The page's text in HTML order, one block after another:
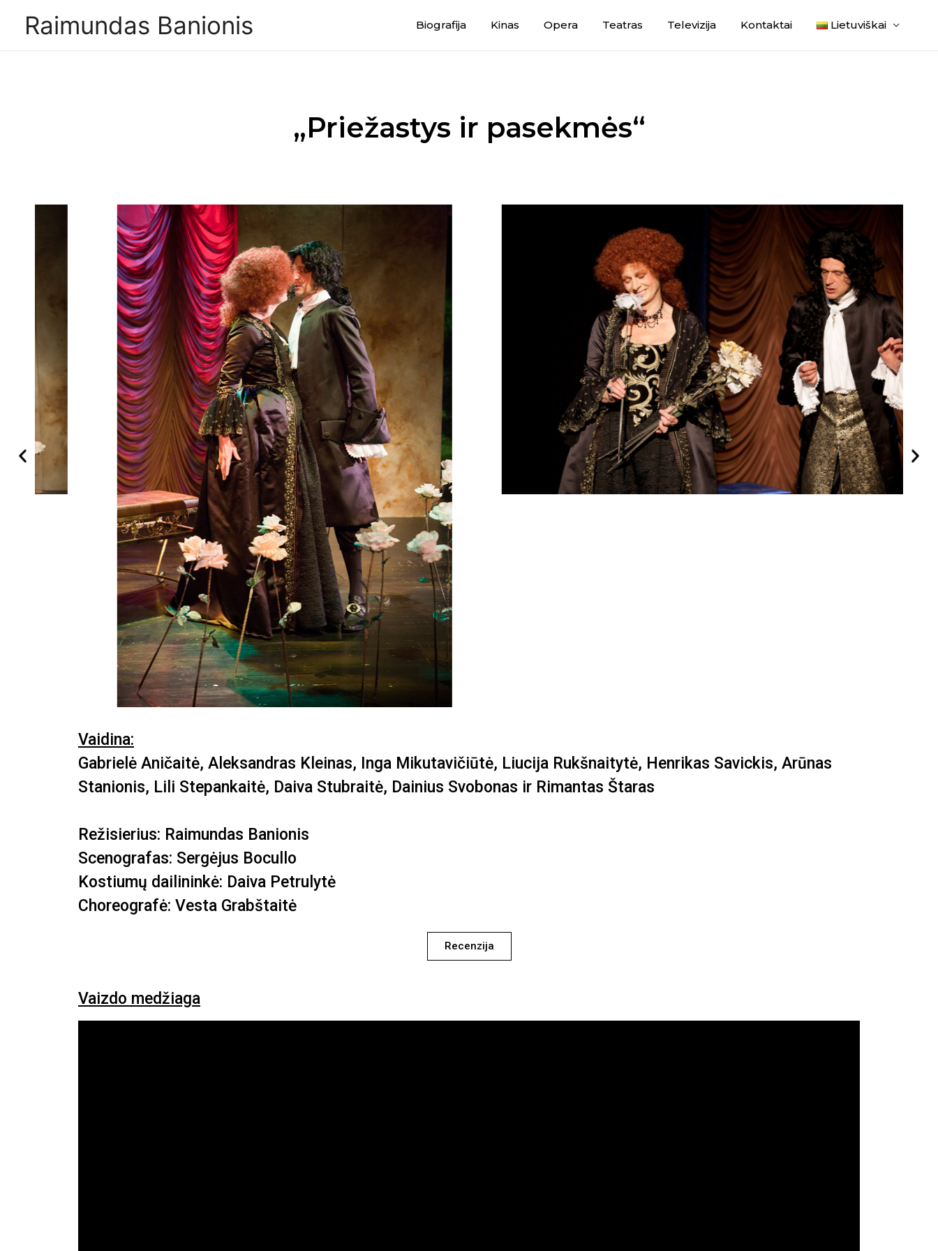
Raimundas Banionis Biografija Kinas Opera Teatras Televizija Kontaktai Lietuviškai
„Priežastys ir pasekmės“
Vaidina:
Gabrielė Aničaitė, Aleksandras Kleinas, Inga Mikutavičiūtė, Liucija Rukšnaitytė, Henrikas Savickis, Arūnas
Stanionis, Lili Stepankaitė, Daiva Stubraitė, Dainius Svobonas ir Rimantas Štaras
Režisierius: Raimundas Banionis
Scenografas: Sergėjus Bocullo
Kostiumų dailininkė: Daiva Petrulytė
Choreografė: Vesta Grabštaitė
Recenzija
Vaizdo medžiaga